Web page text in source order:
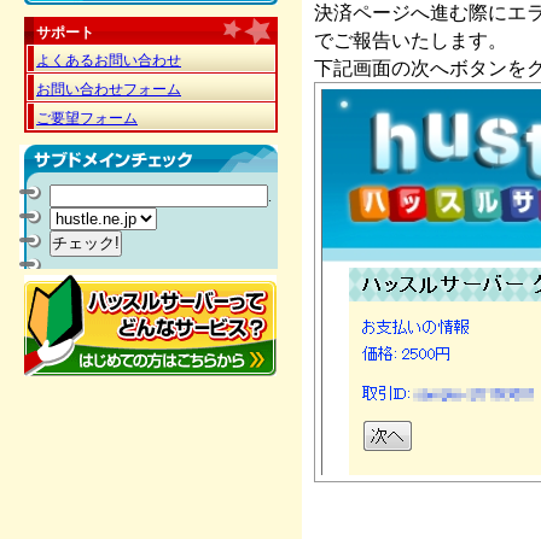
サポート
よくあるお問い合わせ
お問い合わせフォーム
ご要望フォーム
.
決済ページへ進む際にエ
でご報告いたします。
下記画面の次へボタンを